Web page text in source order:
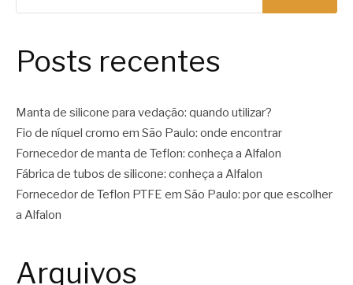
Posts recentes
Manta de silicone para vedação: quando utilizar?
Fio de níquel cromo em São Paulo: onde encontrar
Fornecedor de manta de Teflon: conheça a Alfalon
Fábrica de tubos de silicone: conheça a Alfalon
Fornecedor de Teflon PTFE em São Paulo: por que escolher
a Alfalon
Arquivos